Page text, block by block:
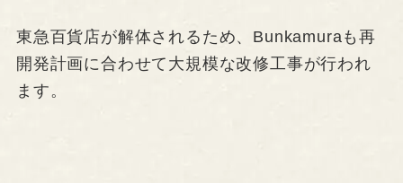
東急百貨店が解体されるため、Bunkamuraも再
開発計画に合わせて大規模な改修工事が行われ
ます。